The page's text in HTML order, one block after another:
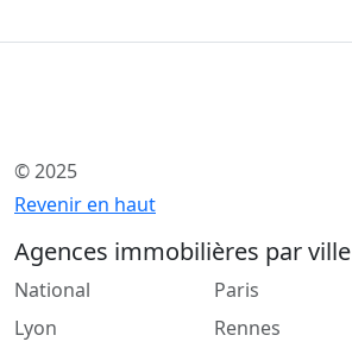
© 2025
Revenir en haut
Agences immobilières par ville
National
Lyon
Paris
Rennes